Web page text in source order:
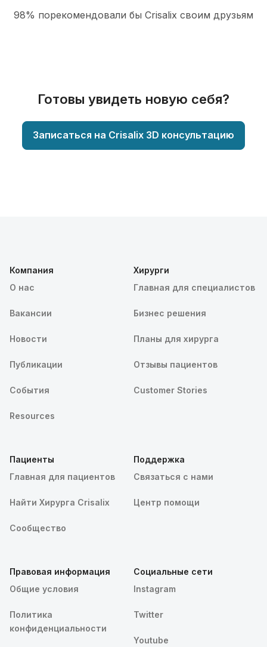
98% порекомендовали бы Сrisalix cвоим друзьям
Готовы увидеть новую себя?
Записаться на Crisalix 3D консультацию
Компания
О нас
Вакансии
Новости
Публикации
События
Resources
Хирурги
Главная для специалистов
Бизнес решения
Планы для хирурга
Отзывы пациентов
Customer Stories
Пациенты
Главная для пациентов
Найти Хирурга Crisalix
Сообщество
Поддержка
Связаться с нами
Центр помощи
Правовая информация
Общие условия
Политика
конфиденциальности
Социальные сети
Instagram
Twitter
Youtube